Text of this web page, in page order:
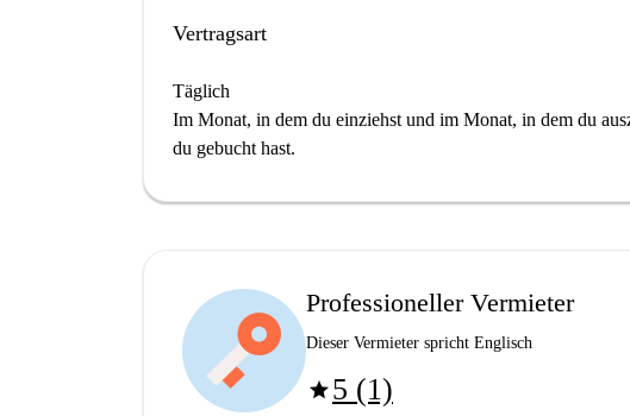
Vertragsart
Täglich
Im Monat, in dem du einziehst und im Monat, in dem du
du gebucht hast.
Professioneller Vermieter
Dieser Vermieter spricht Englisch
star5 (1)